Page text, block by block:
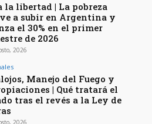
la libertad | La pobreza
a subir en Argentina y
el 30% en el primer
de 2026
2026
Manejo del Fuego y
| Qué tratará el
tras el revés a la Ley de
2026